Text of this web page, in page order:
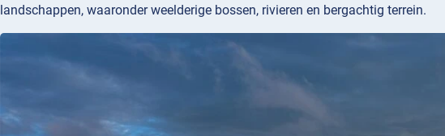
landschappen, waaronder weelderige bossen, rivieren en bergachtig terrein.